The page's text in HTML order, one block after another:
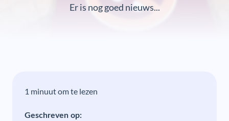
Er is nog goed nieuws...
1 minuut om te lezen
Geschreven op: